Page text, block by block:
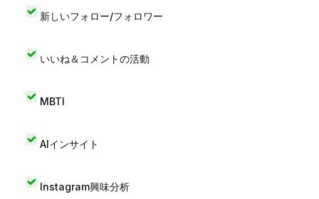
新しいフォロー/フォロワー
いいね＆コメントの活動
MBTI
AIインサイト
Instagram興味分析